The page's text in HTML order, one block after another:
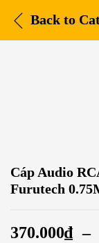
Back to
Cáp Audio
Furutech
370.000₫ –